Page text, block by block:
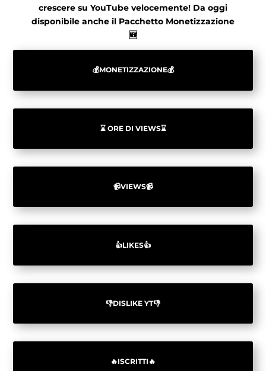
crescere su YouTube velocemente! Da oggi
disponibile anche il Pacchetto Monetizzazione
🆕
💰MONETIZZAZIONE💰
⌛ ORE DI VIEWS⌛
📹VIEWS📹
👍LIKES👍
👎DISLIKE YT👎
🔥ISCRITTI🔥